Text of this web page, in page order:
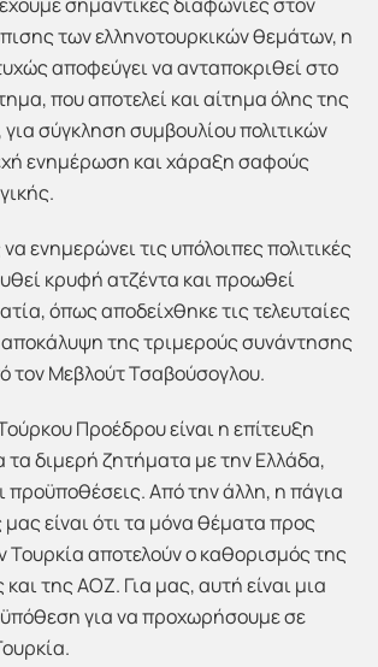
των ελληνοτουρκικών θεμάτων, η
αποφεύγει να ανταποκριθεί στο
που αποτελεί και αίτημα όλης της
για σύγκληση συμβουλίου πολιτικών
ενημέρωση και χάραξη σαφούς
ενημερώνει τις υπόλοιπες πολιτικές
κρυφή ατζέντα και προωθεί
όπως αποδείχθηκε τις τελευταίες
της τριμερούς συνάντησης
τον Μεβλούτ Τσαβούσογλου.
Προέδρου είναι η επίτευξη
τα διμερή ζητήματα με την Ελλάδα,
προϋποθέσεις. Από την άλλη, η πάγια
είναι ότι τα μόνα θέματα προς
Τουρκία αποτελούν ο καθορισμός της
της ΑΟΖ. Για μας, αυτή είναι μια
για να προχωρήσουμε σε